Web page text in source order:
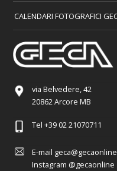
CALENDARI FOTOGRAFICI
via Belvedere, 42
20862 Arcore MB
Tel +39 02 21070711
E-mail
Instagram @gecaonline